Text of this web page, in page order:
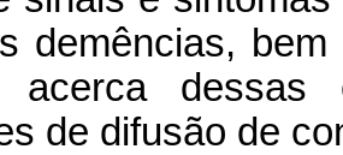
demências,
acerca dessas
de difusão de